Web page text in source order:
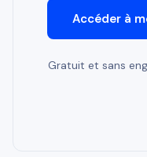
Accéder à
Gratuit et sans